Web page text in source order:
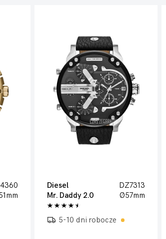
Diesel
DZ7313
Mr. Daddy 2.0
Ø57mm
5-10 dni robocze